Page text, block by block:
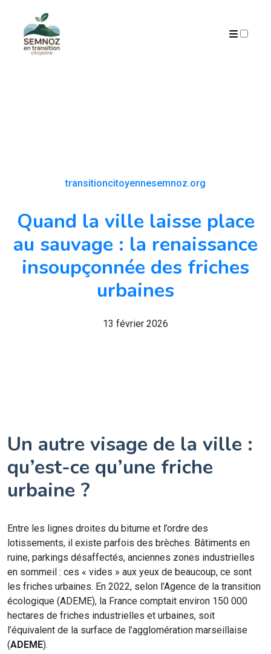
transitioncitoyennesemnoz.org
Quand la ville laisse place
au sauvage : la renaissance
insoupçonnée des friches
urbaines
13 février 2026
Un autre visage de la ville :
qu’est-ce qu’une friche
urbaine ?
Entre les lignes droites du bitume et l’ordre des
lotissements, il existe parfois des brèches. Bâtiments en
ruine, parkings désaffectés, anciennes zones industrielles
en sommeil : ces « vides » aux yeux de beaucoup, ce sont
les friches urbaines. En 2022, selon l’Agence de la transition
écologique (ADEME), la France comptait environ 150 000
hectares de friches industrielles et urbaines, soit
l’équivalent de la surface de l’agglomération marseillaise
(ADEME).